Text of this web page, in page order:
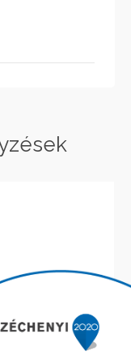
élmény
folytathatja a